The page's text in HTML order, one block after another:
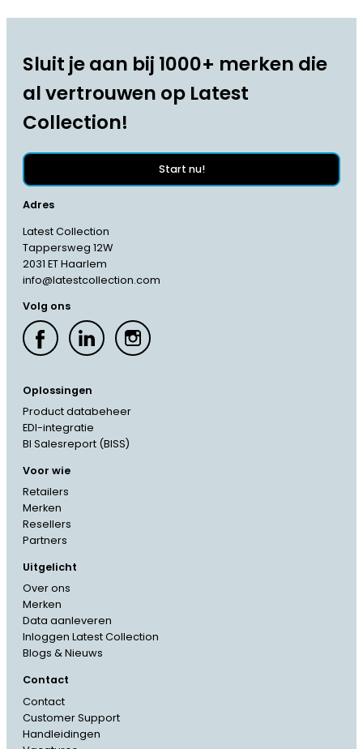
Sluit je aan bij 1000+ merken die
al vertrouwen op Latest
Collection!
Start nu!
Adres
Latest Collection
Tappersweg 12W
2031 ET Haarlem
info@latestcollection.com
Volg ons
Oplossingen
Product databeheer
EDI-integratie
BI Salesreport (BISS)
Voor wie
Retailers
Merken
Resellers
Partners
Uitgelicht
Over ons
Merken
Data aanleveren
Inloggen Latest Collection
Blogs & Nieuws
Contact
Contact
Customer Support
Handleidingen